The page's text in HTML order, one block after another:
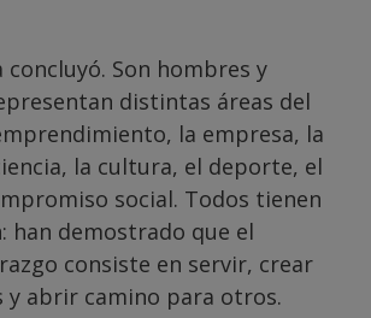
concluyó. Son hombres y
distintas áreas del
la empresa, la
la cultura, el deporte, el
social. Todos tienen
han demostrado que el
consiste en servir, crear
y abrir camino para otros.